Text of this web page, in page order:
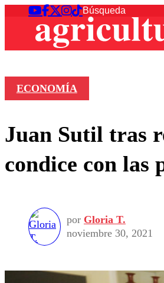
ECONOMÍA
Juan Sutil tras
condice con las
por Gloria T.
noviembre 30, 2021